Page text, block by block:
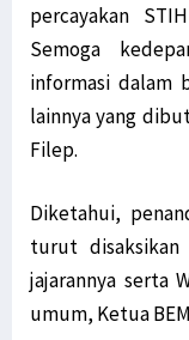
percayakan
Semoga
informasi dalam
lainnya yang
Filep.
Diketahui,
turut
jajarannya serta
umum, Ketua